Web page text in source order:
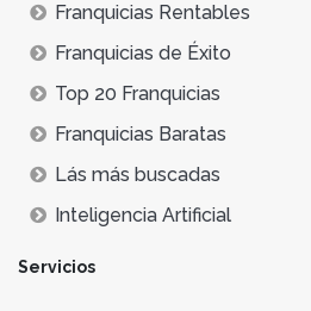
Franquicias Rentables
Franquicias de Éxito
Top 20 Franquicias
Franquicias Baratas
Lás más buscadas
Inteligencia Artificial
Servicios